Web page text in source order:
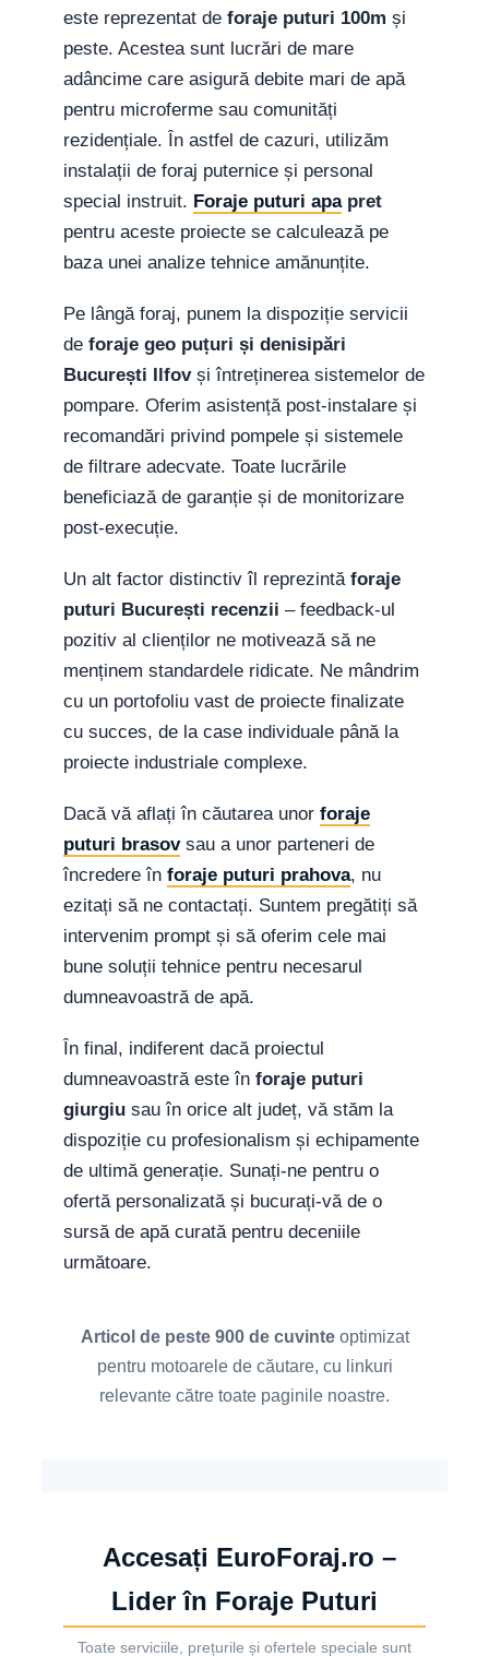
este reprezentat de foraje puturi 100m și
peste. Acestea sunt lucrări de mare
adâncime care asigură debite mari de apă
pentru microferme sau comunități
rezidențiale. În astfel de cazuri, utilizăm
instalații de foraj puternice și personal
special instruit. Foraje puturi apapret
pentru aceste proiecte se calculează pe
baza unei analize tehnice amănunțite.
Pe lângă foraj, punem la dispoziție servicii
de foraje geo puțuri și denisipări
București Ilfovși întreținerea sistemelor de
pompare. Oferim asistență post-instalare și
recomandări privind pompele și sistemele
de filtrare adecvate. Toate lucrările
beneficiază de garanție și de monitorizare
post-execuție.
Un alt factor distinctiv îl reprezintă foraje
puturi București recenzii – feedback-ul
pozitiv al clienților ne motivează să ne
menținem standardele ridicate. Ne mândrim
cu un portofoliu vast de proiecte finalizate
cu succes, de la case individuale până la
proiecte industriale complexe.
Dacă vă aflați în căutarea unor foraje
puturi brasovsau a unor parteneri de
încredere în foraje puturi prahova, nu
ezitați să ne contactați. Suntem pregătiți să
intervenim prompt și să oferim cele mai
bune soluții tehnice pentru necesarul
dumneavoastră de apă.
În final, indiferent dacă proiectul
dumneavoastră este în foraje puturi
giurgiu sau în orice alt județ, vă stăm la
dispoziție cu profesionalism și echipamente
de ultimă generație. Sunați-ne pentru o
ofertă personalizată și bucurați-vă de o
sursă de apă curată pentru deceniile
următoare.
Articol de peste 900 de cuvinteoptimizat
pentru motoarele de căutare, cu linkuri
relevante către toate paginile noastre.
Accesați EuroForaj.ro –
Lider în Foraje Puturi
Toate serviciile, prețurile și ofertele speciale sunt